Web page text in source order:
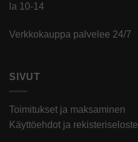
la 10-14
Verkkokauppa palvelee 24/7
SIVUT
Toimitukset ja maksaminen
Käyttöehdot ja rekisteriseloste